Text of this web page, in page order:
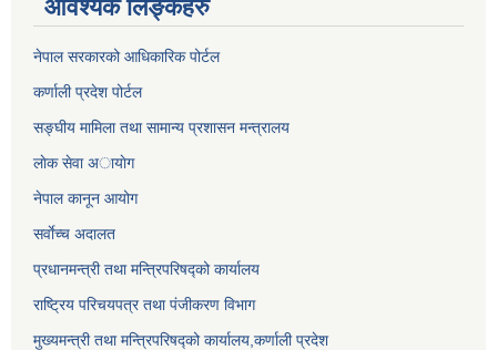
आवश्यक लिङ्कहरु
नेपाल सरकारको आधिकारिक पोर्टल
कर्णाली प्रदेश पोर्टल
सङ्घीय मामिला तथा सामान्य प्रशासन मन्त्रालय
लाेक सेवा अायाेग
नेपाल कानून आयोग
सर्वाेच्च अदालत
प्रधानमन्त्री तथा मन्त्रिपरिषद्को कार्यालय
राष्ट्रिय परिचयपत्र तथा पंजीकरण विभाग
मुख्यमन्त्री तथा मन्त्रिपरिषद्को कार्यालय,कर्णाली प्रदेश